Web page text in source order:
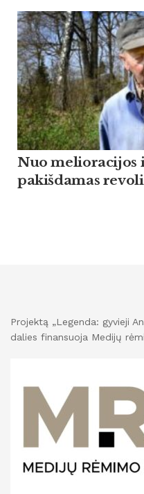
Nuo melioracijos
pakišdamas
Projektą „Legenda: gyvieji
dalies finansuoja Medijų